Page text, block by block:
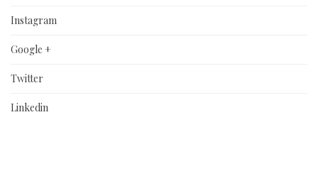
Instagram
Google +
Twitter
Linkedin